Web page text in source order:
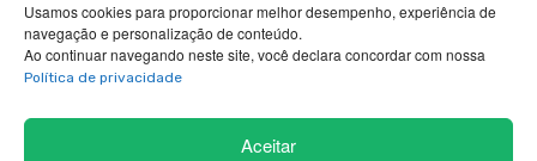
Usamos cookies para proporcionar melhor desempenho, experiência de
navegação e personalização de conteúdo.
Ao continuar navegando neste site, você declara concordar com nossa
Política de privacidade
Aceitar
(35) 3435-1112 (35) 3435-3063
ouvidoria@camaraextrema.mg.gov.br
imprensa@camaraextrema.mg.gov.br
Siga-nos: